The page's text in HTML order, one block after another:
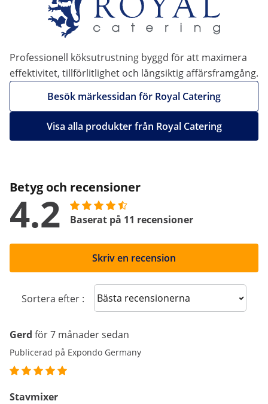
Professionell köksutrustning byggd för att maximera
effektivitet, tillförlitlighet och långsiktig affärsframgång.
Besök märkessidan för Royal Catering
Visa alla produkter från Royal Catering
Betyg och recensioner
4.2 Baserat på 11 recensioner
Skriv en recension
Sortera efter : Sort reviews
Gerd för 7 månader sedan
Publicerad på Expondo Germany
Stavmixer